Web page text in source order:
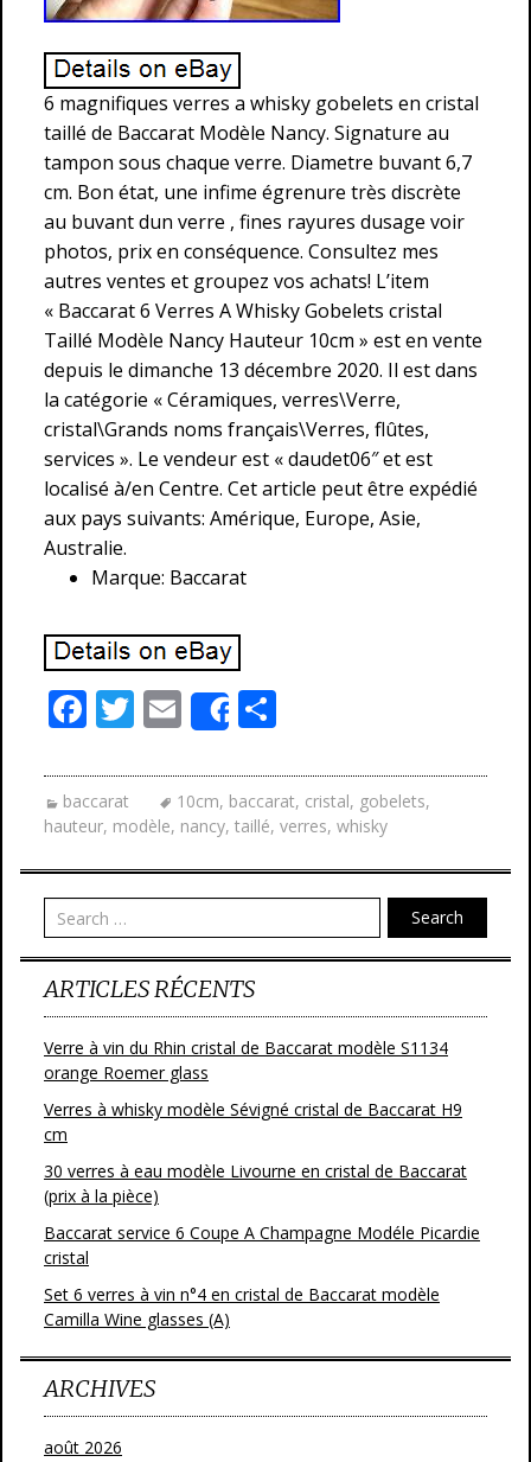
6 magnifiques verres a whisky gobelets en cristal
taillé de Baccarat Modèle Nancy. Signature au
tampon sous chaque verre. Diametre buvant 6,7
cm. Bon état, une infime égrenure très discrète
au buvant dun verre , fines rayures dusage voir
photos, prix en conséquence. Consultez mes
autres ventes et groupez vos achats! L’item
« Baccarat 6 Verres A Whisky Gobelets cristal
Taillé Modèle Nancy Hauteur 10cm » est en vente
depuis le dimanche 13 décembre 2020. Il est dans
la catégorie « Céramiques, verres\Verre,
cristal\Grands noms français\Verres, flûtes,
services ». Le vendeur est « daudet06″ et est
localisé à/en Centre. Cet article peut être expédié
aux pays suivants: Amérique, Europe, Asie,
Australie.
Marque: Baccarat
F
e
b
o
o
k
T
itt
er
E
m
ai
l
Share
ta
g
er
baccarat 10cm, baccarat, cristal, gobelets,
hauteur, modèle, nancy, taillé, verres, whisky
Search
ARTICLES RÉCENTS
Verre à vin du Rhin cristal de Baccarat modèle S1134
orange Roemer glass
Verres à whisky modèle Sévigné cristal de Baccarat H9
cm
30 verres à eau modèle Livourne en cristal de Baccarat
(prix à la pièce)
Baccarat service 6 Coupe A Champagne Modéle Picardie
cristal
Set 6 verres à vin n°4 en cristal de Baccarat modèle
Camilla Wine glasses (A)
ARCHIVES
août 2026